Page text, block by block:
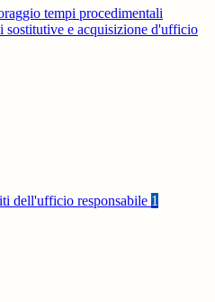
tempi procedimentali
sostitutive e acquisizione d'ufficio
dell'ufficio responsabile 1